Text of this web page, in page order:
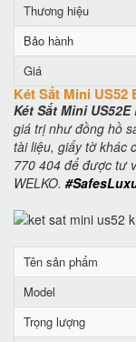
Thương hiệu
Bảo hành
Giá
Két Sắt Mini US52
Két Sắt Mini US52E
giá trị như đồng hồ
tài liệu, giấy tờ khác
770 404 để được tư
WELKO.
Tên sản phẩm
Model
Trọng lượng